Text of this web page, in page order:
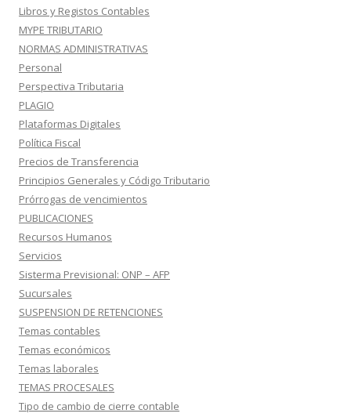
Libros y Registos Contables
MYPE TRIBUTARIO
NORMAS ADMINISTRATIVAS
Personal
Perspectiva Tributaria
PLAGIO
Plataformas Digitales
Política Fiscal
Precios de Transferencia
Principios Generales y Código Tributario
Prórrogas de vencimientos
PUBLICACIONES
Recursos Humanos
Servicios
Sisterma Previsional: ONP – AFP
Sucursales
SUSPENSION DE RETENCIONES
Temas contables
Temas económicos
Temas laborales
TEMAS PROCESALES
Tipo de cambio de cierre contable